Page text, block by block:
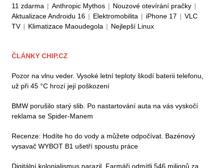
11 zdarma | Anthropic Mythos | Nouzové otevírání pračky |
Aktualizace Androidu 16 | Elektromobilita | iPhone 17 | VLC
TV | Klimatizace Maoudegola | Nejlepší Linux
ČLÁNKY CHIP.CZ
Pozor na vlnu veder. Vysoké letní teploty škodí baterii telefonu,
už při 45 °C hrozí její poškození
BMW porušilo starý slib. Po nastartování auta na vás vyskočí
reklama se Spider-Manem
Recenze: Hodíte ho do vody a můžete odpočívat. Bazénový
vysavač WYBOT B1 ušetří spoustu práce
Digitální kolonialismus narazil. Farmáři odmítli 546 milionů za